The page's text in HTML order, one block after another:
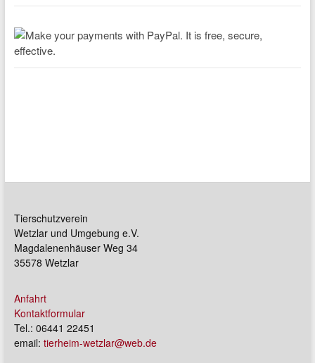
Tierschutzverein
Wetzlar und Umgebung e.V.
Magdalenenhäuser Weg 34
35578 Wetzlar
Anfahrt
Kontaktformular
Tel.: 06441 22451
email: tierheim-wetzlar@web.de